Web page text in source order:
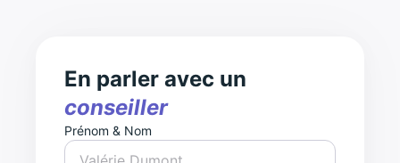
En parler avec un
conseiller
Prénom & Nom